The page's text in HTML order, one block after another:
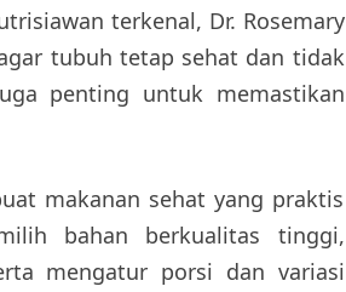
terkenal, Dr. Rosemary
tubuh tetap sehat dan tidak
penting untuk memastikan
makanan sehat yang praktis
bahan berkualitas tinggi,
mengatur porsi dan variasi